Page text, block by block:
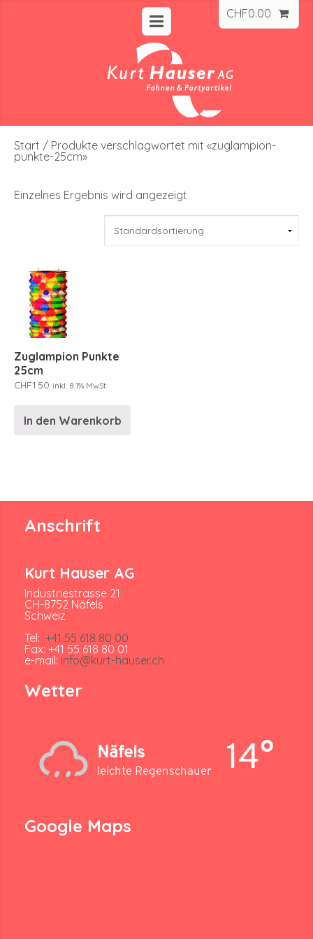
CHF0.00
Start / Produkte verschlagwortet mit «zuglampion-
punkte-25cm»
Einzelnes Ergebnis wird angezeigt
Zuglampion Punkte
25cm
CHF1.50 inkl. 8.1% MwSt.
In den Warenkorb
Anschrift
Kurt Hauser AG
Industriestrasse 21
CH-8752 Näfels
Schweiz
Tel: +41 55 618 80 00
Fax: +41 55 618 80 01
e-mail: info@kurt-hauser.ch
Wetter
Näfels
leichte Regenschauer 14°
Google Maps